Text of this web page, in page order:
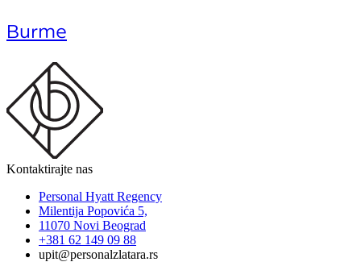
Burme
Kontaktirajte nas
Personal Hyatt Regency
Milentija Popovića 5,
11070 Novi Beograd
+381 62 149 09 88
upit@personalzlatara.rs